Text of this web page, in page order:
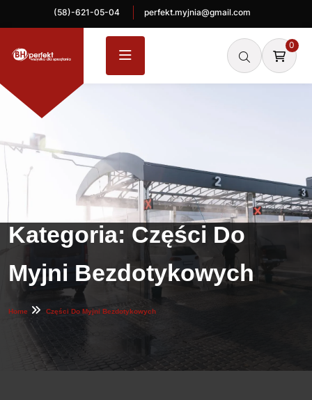
(58)-621-05-04 perfekt.myjnia@gmail.com
0
Kategoria: Części Do
Myjni Bezdotykowych
Home Części Do Myjni Bezdotykowych